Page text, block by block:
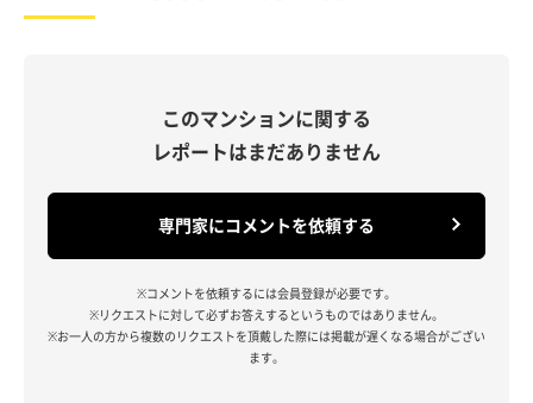
このマンションに関する
レポートはまだありません
専門家にコメントを依頼する
※コメントを依頼するには会員登録が必要です。
※リクエストに対して必ずお答えするというものではありません。
※お一人の方から複数のリクエストを頂戴した際には掲載が遅くなる場合がござい
ます。